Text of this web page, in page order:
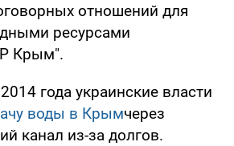
отношений для
ресурсами
Крым".
года украинские власти
воды в Крымчерез
канал из-за долгов.